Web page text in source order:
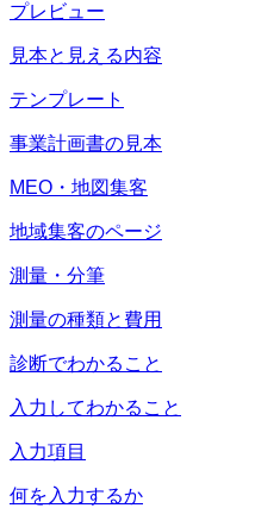
プレビュー
見本と見える内容
テンプレート
事業計画書の見本
MEO・地図集客
地域集客のページ
測量・分筆
測量の種類と費用
診断でわかること
入力してわかること
入力項目
何を入力するか